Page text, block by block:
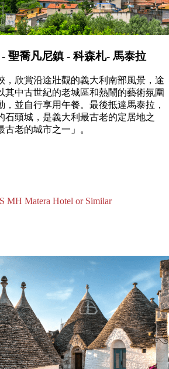
聖喬凡尼鎮 - 科森札- 馬泰拉
，欣賞沿途壯觀的義大利南部風景，途
其中古世紀的老城區和熱鬧的藝術氛圍
，並自行享用午餐。最後抵達馬泰拉，
石頭城，是義大利最古老的定居地之
老的城市之一」。
MH Matera Hotel or Similar